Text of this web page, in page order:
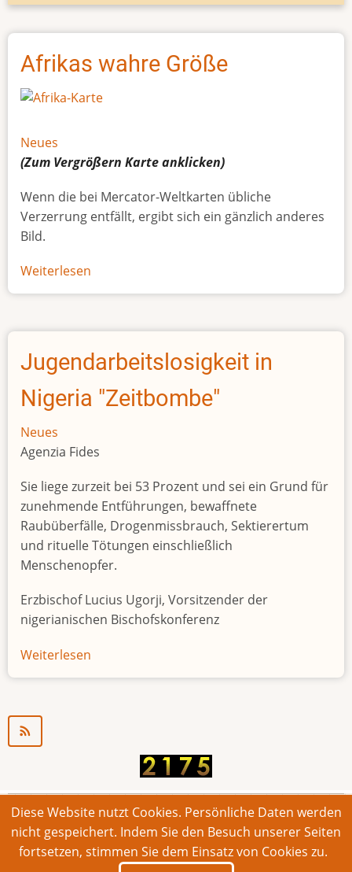
Afrikas wahre Größe
Neues
(Zum Vergrößern Karteanklicken)
Wenn die bei Mercator-Weltkarten übliche
Verzerrung entfällt, ergibt sich ein gänzlich anderes
Bild.
Weiterlesen
Afrikas
Größe
Jugendarbeitslosigkeit in
Nigeria "Zeitbombe"
Neues
Agenzia Fides
Sie liege zurzeit bei 53 Prozent und sei ein Grund für
zunehmende Entführungen, bewaffnete
Raubüberfälle, Drogenmissbrauch, Sektierertum
und rituelle Tötungen einschließlich
Menschenopfer.
Erzbischof Lucius Ugorji, Vorsitzender der
nigerianischen Bischofskonferenz
Weiterlesen
Jugendarbeitslosigkeit
© 2026 Bonner Aufruf. Alle Rechte vorbehalten.
Footer
Impressum Kontakt Intern
Diese Website nutzt Cookies. Persönliche Daten werden
nicht gespeichert. Indem Sie den Besuch unserer Seiten
fortsetzen, stimmen Sie dem Einsatz von Cookies zu.